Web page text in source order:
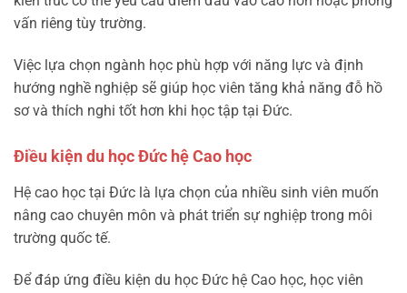
vấn riêng tùy trường.
Việc lựa chọn ngành học phù hợp với năng lực và định
hướng nghề nghiệp sẽ giúp học viên tăng khả năng đỗ hồ
sơ và thích nghi tốt hơn khi học tập tại Đức.
Điều kiện du học Đức hệ Cao học
Hệ cao học tại Đức là lựa chọn của nhiều sinh viên muốn
nâng cao chuyên môn và phát triển sự nghiệp trong môi
trường quốc tế.
Để đáp ứng điều kiện du học Đức hệ Cao học, học viên